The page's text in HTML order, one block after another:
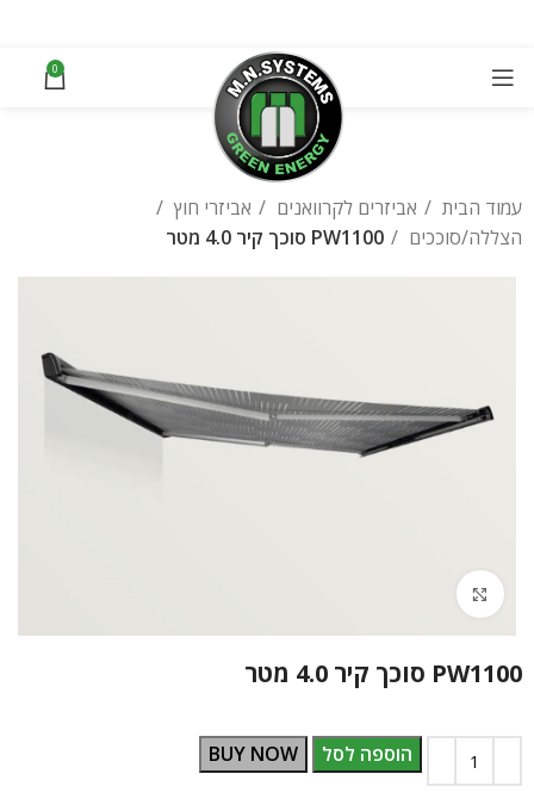
0
עמוד הבית אביזרים לקרוואנים
אביזרי חוץ
הצללה/סוככים
PW1100 סוכך קיר 4.0 מטר
PW1100 סוכך קיר 4.0 מטר
הוספה לסל BUY NOW